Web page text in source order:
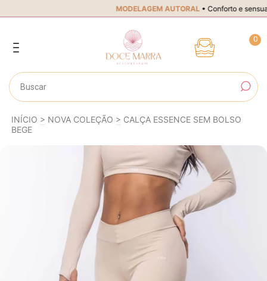
MODELAGEM AUTORAL• Conforto e sensualidade • Você
0
INÍCIO > NOVA COLEÇÃO > CALÇA ESSENCE SEM BOLSO
BEGE